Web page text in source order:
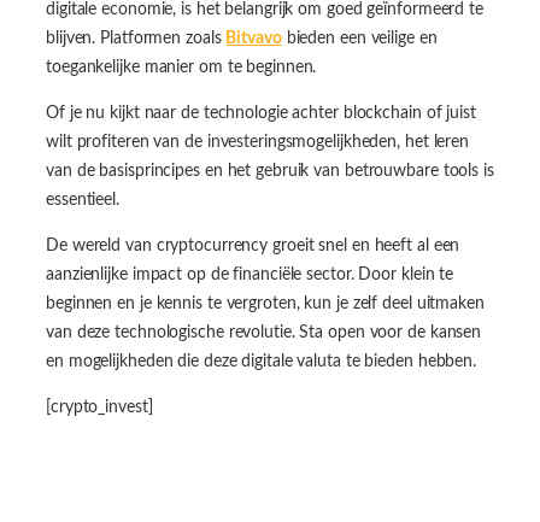
digitale economie, is het belangrijk om goed geïnformeerd te
blijven. Platformen zoals Bitvavobieden een veilige en
toegankelijke manier om te beginnen.
Of je nu kijkt naar de technologie achter blockchain of juist
wilt profiteren van de investeringsmogelijkheden, het leren
van de basisprincipes en het gebruik van betrouwbare tools is
essentieel.
De wereld van cryptocurrency groeit snel en heeft al een
aanzienlijke impact op de financiële sector. Door klein te
beginnen en je kennis te vergroten, kun je zelf deel uitmaken
van deze technologische revolutie. Sta open voor de kansen
en mogelijkheden die deze digitale valuta te bieden hebben.
[crypto_invest]